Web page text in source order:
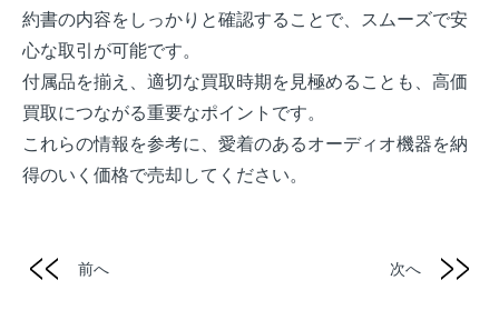
約書の内容をしっかりと確認することで、スムーズで安
心な取引が可能です。
付属品を揃え、適切な買取時期を見極めることも、高価
買取につながる重要なポイントです。
これらの情報を参考に、愛着のあるオーディオ機器を納
得のいく価格で売却してください。
前へ 次へ